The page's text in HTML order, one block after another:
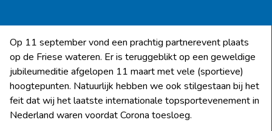
Op 11 september vond een prachtig partnerevent plaats
op de Friese wateren. Er is teruggeblikt op een geweldige
jubileumeditie afgelopen 11 maart met vele (sportieve)
hoogtepunten. Natuurlijk hebben we ook stilgestaan bij het
feit dat wij het laatste internationale topsportevenement in
Nederland waren voordat Corona toesloeg.